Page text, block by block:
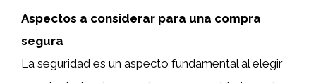
Aspectos a considerar para una compra
segura
La seguridad es un aspecto fundamental al elegir